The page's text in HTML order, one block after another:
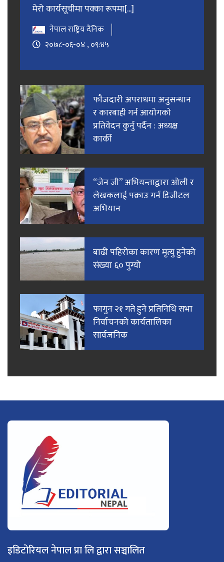
मेरो कार्यसूचीमा पक्का रूपमा[...]
नेपाल राष्ट्रिय दैनिक
२०७८-०६-०४ , ०९:४५
फाैजदारी अपराधमा अनुसन्धान
र कारबाही गर्न आयाेगकाे
प्रतिवेदन कुर्नु पर्दैन : अध्यक्ष
कार्की
“जेन जी” अभियन्ताद्वारा ओली र
लेखकलाई पक्राउ गर्न डिजीटल
अभियान
बाढी पहिरोका कारण मृत्यु हुनेको
संख्या ६० पुग्यो
फागुन २१ गते हुने प्रतिनिधि सभा
निर्वाचनको कार्यतालिका
सार्वजनिक
इडिटोरियल नेपाल प्रा लि द्वारा सञ्चालित